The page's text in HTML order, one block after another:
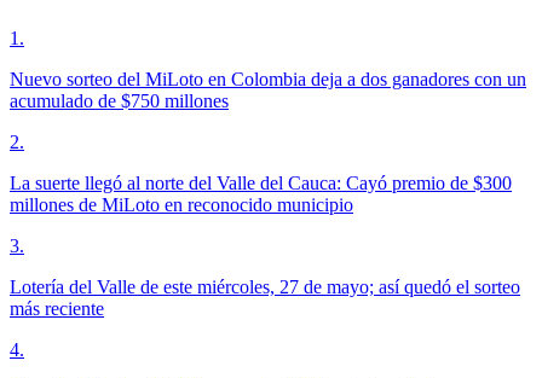
1 .
Nuevo sorteo del MiLoto en Colombia deja a dos ganadores con un
acumulado de $750 millones
2.
La suerte llegó al norte del Valle del Cauca: Cayó premio de $300
millones de MiLoto en reconocido municipio
3.
Lotería del Valle de este miércoles, 27 de mayo; así quedó el sorteo
más reciente
4.